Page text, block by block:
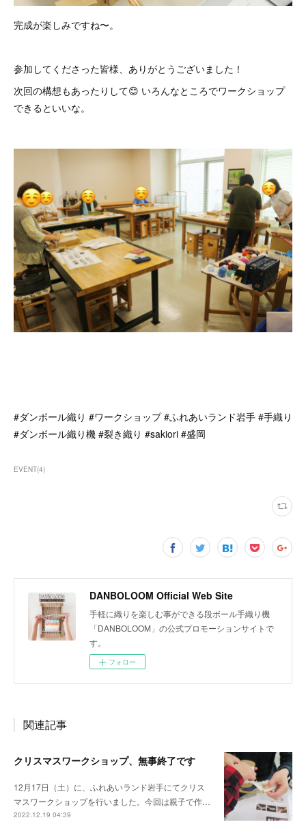
完成が楽しみですね〜。
参加してくださった皆様、ありがとうございました！
次回の構想もあったりして😊 いろんなところでワークショップ
できるといいな。
#ダンボール織り #ワークショップ #ふれあいランド岩手 #手織り
#ダンボール織り機 #裂き織り #sakiori #盛岡
EVENT(4)
DANBOLOOM Official Web Site
手軽に織りを楽しむ事ができる段ボール手織り機
「DANBOLOOM」の公式プロモーションサイトで
す。
フォロー
関連記事
クリスマスワークショップ、無事終了です
12月17日（土）に、ふれあいランド岩手にてクリス
マスワークショップを行いました。今回は親子で作…
2022.12.19 04:39